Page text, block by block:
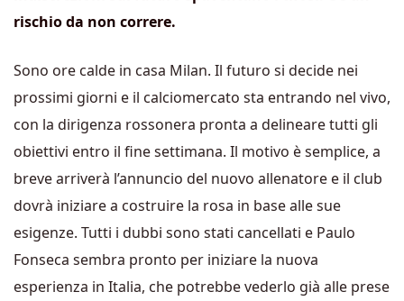
rischio da non correre.
Sono ore calde in casa Milan. Il futuro si decide nei
prossimi giorni e il calciomercato sta entrando nel vivo,
con la dirigenza rossonera pronta a delineare tutti gli
obiettivi entro il fine settimana. Il motivo è semplice, a
breve arriverà l’annuncio del nuovo allenatore e il club
dovrà iniziare a costruire la rosa in base alle sue
esigenze. Tutti i dubbi sono stati cancellati e Paulo
Fonseca sembra pronto per iniziare la nuova
esperienza in Italia, che potrebbe vederlo già alle prese